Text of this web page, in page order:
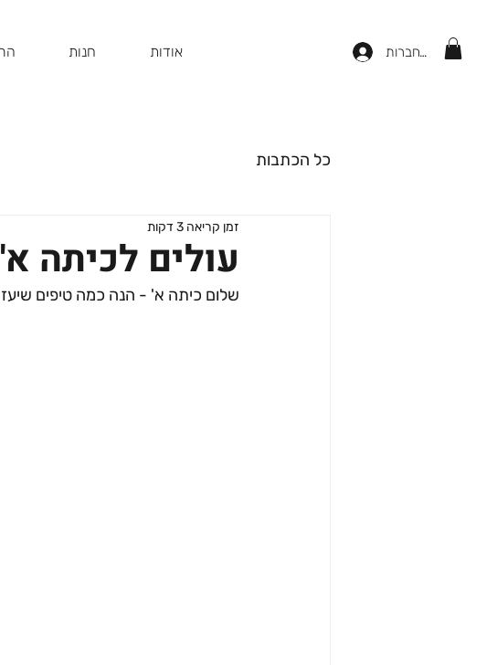
אודות חנות להתחברות
כל הכתבות
עולים לכיתה
זמן קריאה 3 דקות
שלום כיתה א' - הנה כמה טיפים